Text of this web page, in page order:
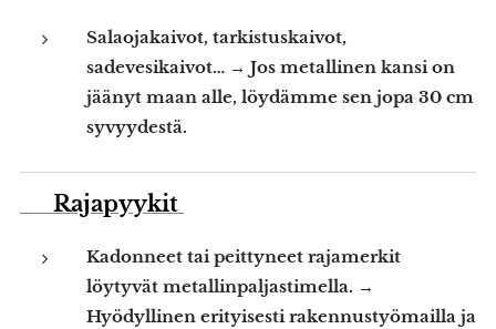
Salaojakaivot, tarkistuskaivot,
sadevesikaivot… → Jos metallinen kansi on
jäänyt maan alle, löydämme sen jopa 30 cm
syvyydestä.
📍 Rajapyykit
Kadonneet tai peittyneet rajamerkit
löytyvät metallinpaljastimella. →
Hyödyllinen erityisesti rakennustyömailla ja